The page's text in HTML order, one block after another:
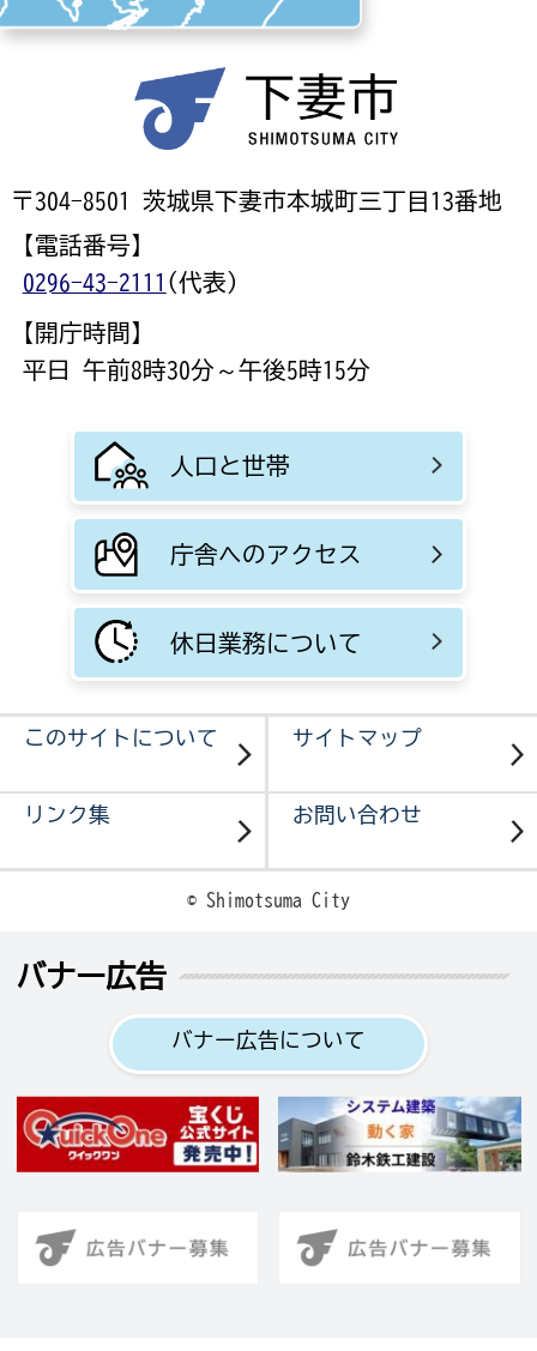
〒304-8501 茨城県下妻市本城町三丁目13番地
【電話番号】
0296-43-2111 (代表)
【開庁時間】
平日 午前8時30分～午後5時15分
人口と世帯
庁舎へのアクセス
休日業務について
このサイトについて サイトマップ
リンク集 お問い合わせ
© Shimotsuma City
バナー広告
バナー広告について